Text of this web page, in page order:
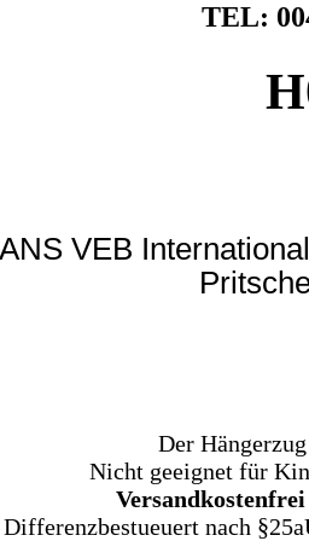
TEL:
VEB
Der
Nicht geeignet für
Differenzbestueuert nach